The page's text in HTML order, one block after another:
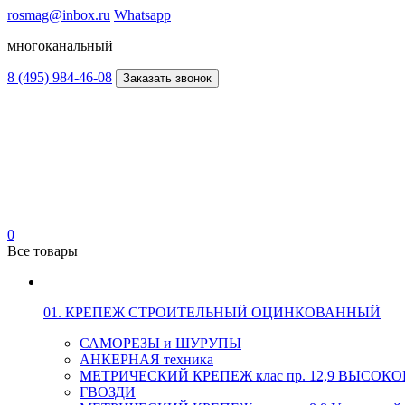
rosmag@inbox.ru Whatsapp
многоканальный
8 (495) 984-46-08 Заказать звонок
0
Все товары
01. КРЕПЕЖ СТРОИТЕЛЬНЫЙ ОЦИНКОВАННЫЙ
САМОРЕЗЫ и ШУРУПЫ
АНКЕРНАЯ техника
МЕТРИЧЕСКИЙ КРЕПЕЖ клас пр. 12,9
ГВОЗДИ